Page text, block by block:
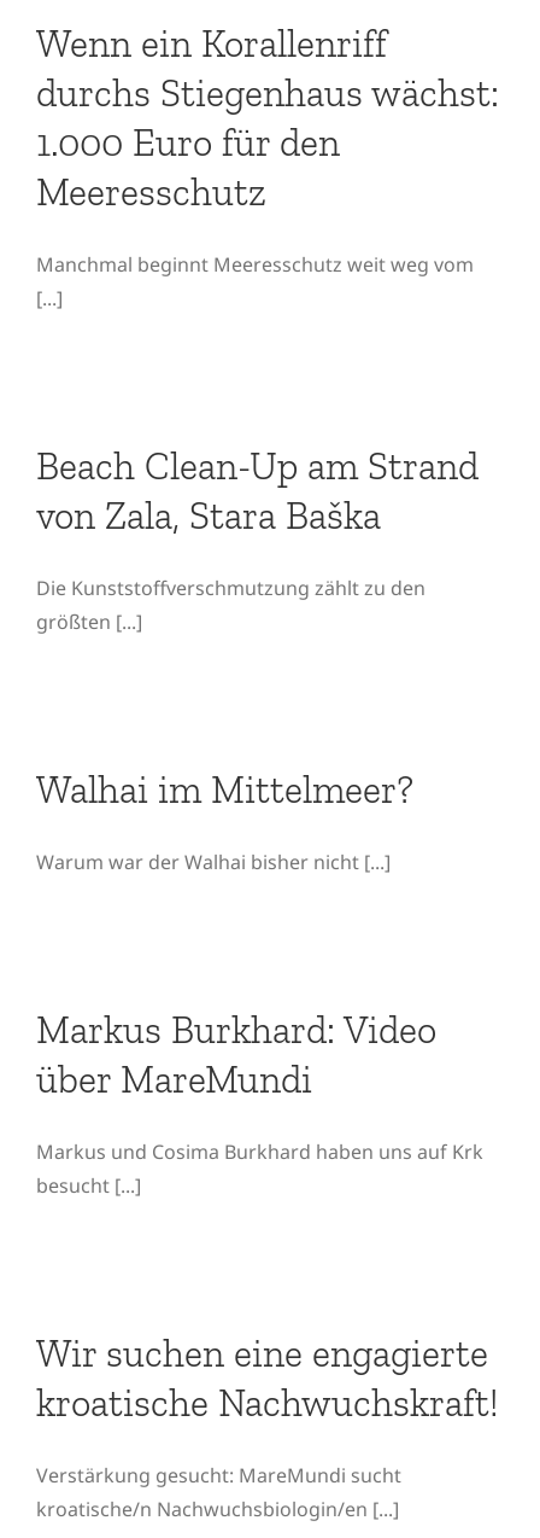
wächst: 1.000 Euro für den
Meeresschutz
Wenn ein Korallenriff
durchs Stiegenhaus wächst:
1.000 Euro für den
Meeresschutz
Manchmal beginnt Meeresschutz weit weg vom
[...]
von Zala, Stara Baška
Beach Clean-Up am Strand
von Zala, Stara Baška
Die Kunststoffverschmutzung zählt zu den
größten [...]
Walhai im Mittelmeer?
Warum war der Walhai bisher nicht [...]
über MareMundi
Markus Burkhard: Video
über MareMundi
Markus und Cosima Burkhard haben uns auf Krk
besucht [...]
Nachwuchskraft!
Wir suchen eine engagierte
kroatische Nachwuchskraft!
Verstärkung gesucht: MareMundi sucht
kroatische/n Nachwuchsbiologin/en [...]